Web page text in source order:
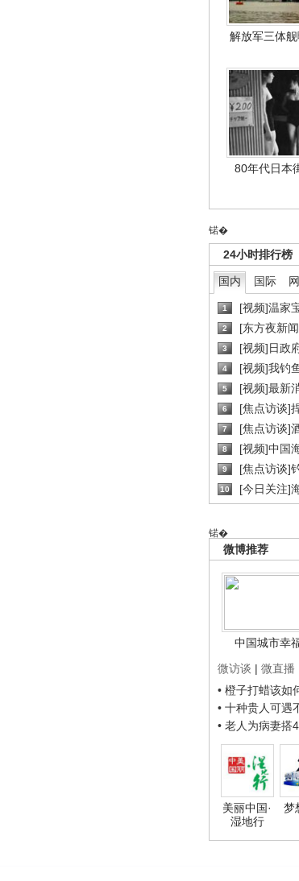
解放军三体
80年代日本
锘�
24小时排行榜
国内 国际
1 [视频]温家
2 [东方夜新
3 [视频]日政
4 [视频]我钓
5 [视频]最新
6 [焦点访谈]
7 [焦点访谈]
8 [视频]中国
9 [焦点访谈]
10 [今日关注]
锘�
微博推荐
中国城市幸
微访谈 | 微直播
• 橙子打蜡该如
• 十种贵人可遇
• 老人为病妻搭
美丽中国·
湿地行
梦